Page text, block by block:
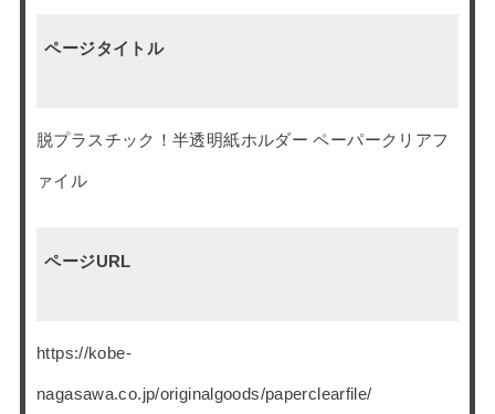
ページタイトル
脱プラスチック！半透明紙ホルダー ペーパークリアフ
ァイル
ページURL
https://kobe-
nagasawa.co.jp/originalgoods/paperclearfile/